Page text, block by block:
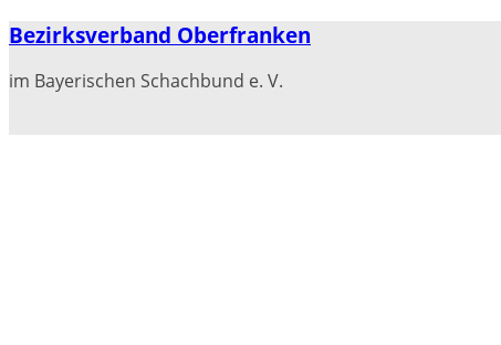
Zum
springen
Bezirksverband Oberfranken
im Bayerischen Schachbund e. V.